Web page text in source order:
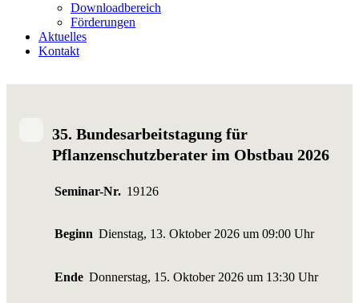
Downloadbereich
Förderungen
Aktuelles
Kontakt
35. Bundesarbeitstagung für
Pflanzenschutzberater im Obstbau 2026
Seminar-Nr. 19126
Beginn Dienstag, 13. Oktober 2026 um 09:00 Uhr
Ende Donnerstag, 15. Oktober 2026 um 13:30 Uhr